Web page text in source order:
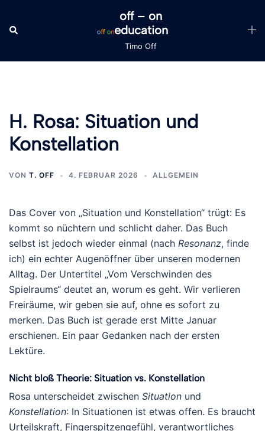
springen
Suche
off – on
education
Timo Off
H. Rosa: Situation und
Konstellation
VON T. OFF 4. FEBRUAR 2026 ALLGEMEIN
Das Cover von „Situation und Konstellation“ trügt: Es
kommt so nüchtern und schlicht daher. Das Buch
selbst ist jedoch wieder einmal (nach Resonanz, finde
ich) ein echter Augenöffner über unseren modernen
Alltag. Der Untertitel „Vom Verschwinden des
Spielraums“ deutet an, worum es geht. Wir verlieren
Freiräume, wir geben sie auf, ohne es sofort zu
merken. Das Buch ist gerade erst Mitte Januar
erschienen. Ein paar Gedanken nach der ersten
Lektüre.
Nicht bloß Theorie: Situation vs. Konstellation
Rosa unterscheidet zwischen Situation und
Konstellation: In Situationen ist etwas offen. Es braucht
Urteilskraft, Fingerspitzengefühl, verantwortliches